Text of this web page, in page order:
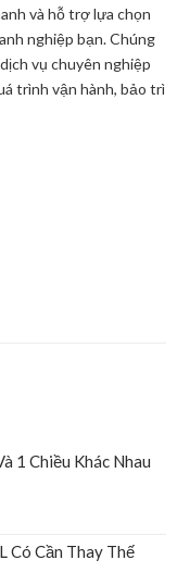
và hỗ trợ lựa chọn
nghiệp bạn. Chúng
vụ chuyên nghiệp
trình vận hành, bảo trì
1 Chiều Khác Nhau
Có Cần Thay Thế